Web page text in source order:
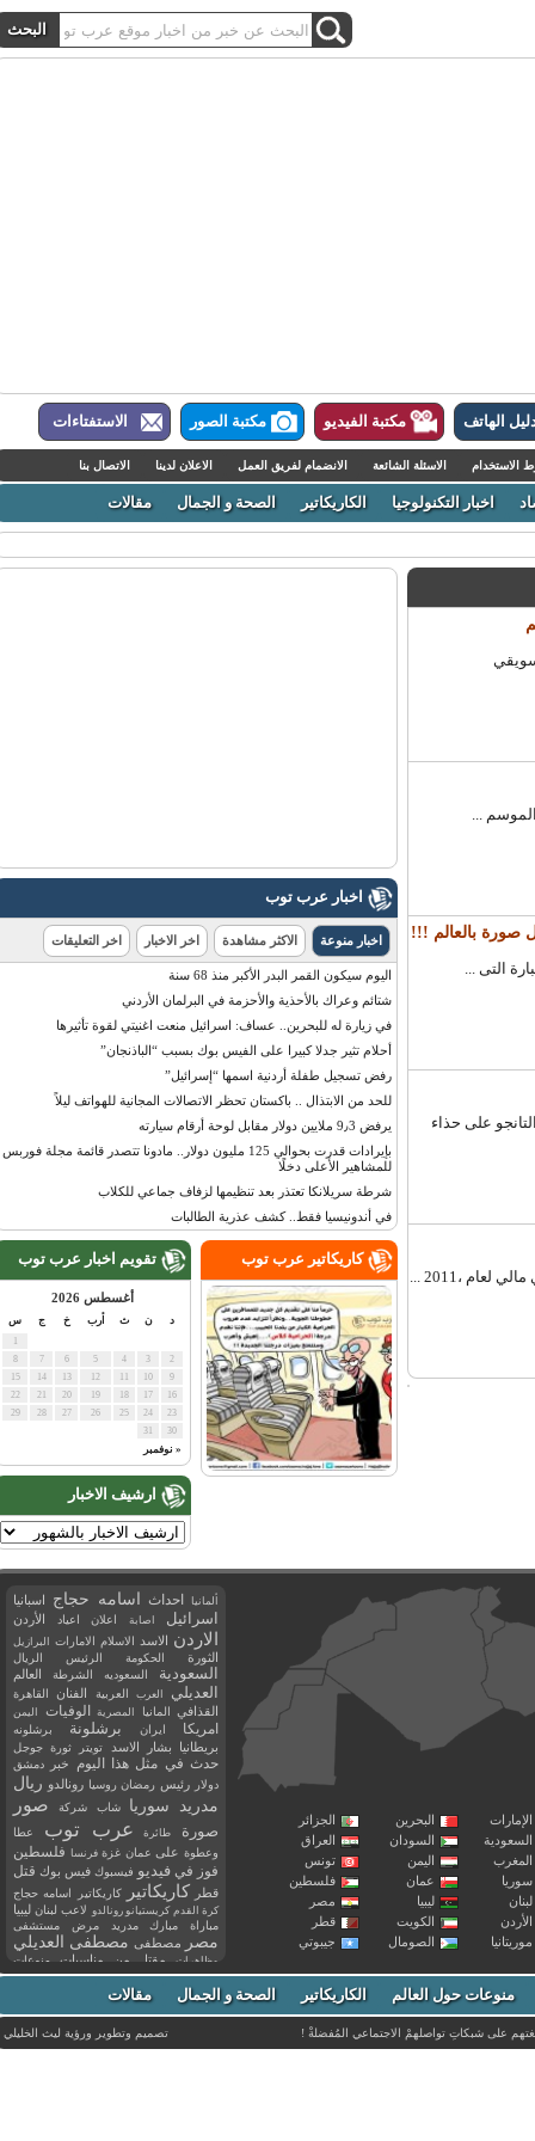
الهاتف مكتبة الفيديو مكتبة الصور الاستفتاءات
الاسئلة الشائعة الانضمام لفريق العمل الاعلان لدينا الاتصال بنا
اخبار التكنولوجيا الكاريكاتير الصحة و الجمال مقالات
...
بالعالم !!!
التى ...
على حذاء
،2011 ...
اخبار عرب توب
اخبار منوعة الاكثر مشاهدة اخر الاخبار اخر التعليقات
اليوم سيكون القمر البدر الأكبر منذ 68 سنة
شتائم وعراك بالأحذية والأحزمة في البرلمان الأردني
في زيارة له للبحرين.. عساف: اسرائيل منعت اغنيتي لقوة تأثيرها
أحلام تثير جدلا كبيرا على الفيس بوك بسبب “الباذنجان”
رفض تسجيل طفلة أردنية اسمها “إسرائيل”
للحد من الابتذال .. باكستان تحظر الاتصالات المجانية للهواتف ليلاً
يرفض 9٫3 ملايين دولار مقابل لوحة أرقام سيارته
بإيرادات قدرت بحوالي 125 مليون دولار.. مادونا تتصدر قائمة مجلة فوربس
للمشاهير الأعلى دخلًا
شرطة سريلانكا تعتذر بعد تنظيمها لزفاف جماعي للكلاب
في أندونيسيا فقط.. كشف عذرية الطالبات
تقويم اخبار عرب توب
أغسطس 2026
أرب س
« نوفمبر
ارشيف الاخبار
كاريكاتير عرب توب
البحرين
الجزائر
السودان
العراق
اليمن
تونس
عمان
فلسطين
ليبيا
مصر
الكويت
قطر
الصومال جيبوتي
ألمانيا احداث اسامه حجاج اسبانيا
اسرائيل اصابة اعلان اعياد الأردن
الاردن الاسد الاسلام الامارات البرازيل
الثورة الحكومة الرئيس الريال
السعودية السعوديه الشرطة العالم
العديلي العرب العربية الفنان القاهرة
القذافي المانيا المصرية الوفيات اليمن
امريكا ايران برشلونة برشلونه
بريطانيا بشار الاسد تويتر ثورة جوجل
حدث في مثل هذا اليوم خبر دمشق
دولار رئيس رمضان روسيا رونالدو ريال
مدريد
سوريا شاب شركة صور
صورة طائرة عرب توب
عطا
وعطوة على عمان غزة فرنسا فلسطين
فوز في فيديو فيسبوك فيس بوك قتل
قطر كاريكاتير كاريكاتير اسامه حجاج
كرة القدم كريستيانو رونالدو لاعب لبنان ليبيا
مباراة مبارك مدريد مرض مستشفى
مصر مصطفى مصطفى العديلي
مظاهرات مقتل من مناسبات
منوعات
مواليد
موت ميسي ميلان نادي نشر
وفاة وفيات يوتيوب منوعات حول العالم الكاريكاتير الصحة و الجمال مقالات
على شبكاتِ تواصلهمْ الاجتماعي المُفضلةْ ! تصميم وتطوير ورؤيةليث الخليلي